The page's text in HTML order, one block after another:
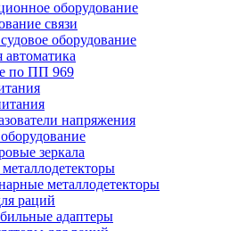
оборудование
связи
оборудование
автоматика
по ПП 969
напряжения
зеркала
металлодетекторы
раций
адаптеры